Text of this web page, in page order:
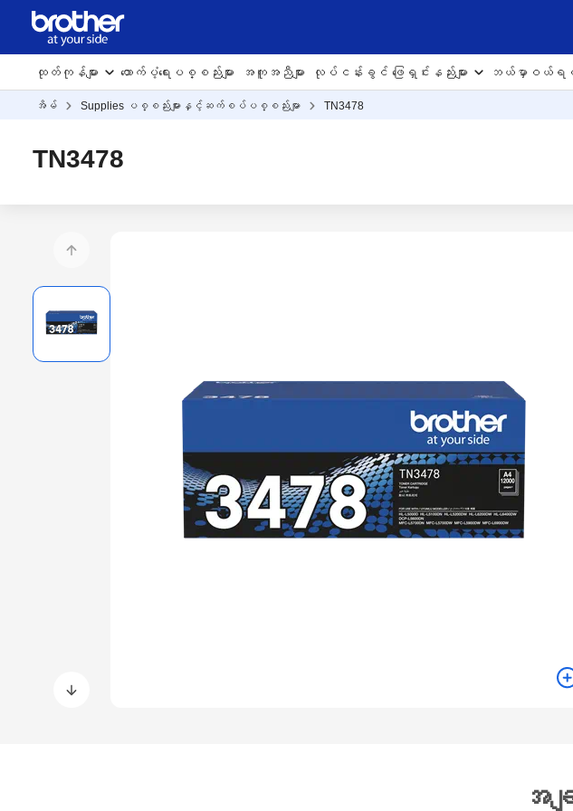
ထုတ်ကုန်များ ထောက်ပံ့ရေးပစ္စည်းများ အကူအညီများ လုပ်ငန်းခွင် ဖြေရှင်းနည်းများ ဘယ်မှာဝယ်ရ
အိမ် Supplies ပစ္စည်းများနှင့်ဆက်စပ်ပစ္စည်းမျာ TN3478
TN3478
အ